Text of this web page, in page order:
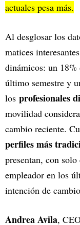
actuales pesa más.
Al desglosar los
matices
dinámicos: un 18%
último semestre y
los profesionales
movilidad
cambio reciente.
perfiles más
presentan, con
empleador en los
intención de
Andrea Avila,